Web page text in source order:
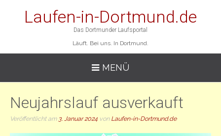
Laufen-in-Dortmund.de
Das Dortmunder Laufsportal
Läuft. Bei uns. In Dortmund.
MENÜ
Neujahrslauf ausverkauft
Veröffentlicht am 3. Januar 2024 von Laufen-in-Dortmund.de